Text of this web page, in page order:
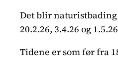
Det blir naturistbading
20.2.26, 3.4.26 og
Tidene er som før fra